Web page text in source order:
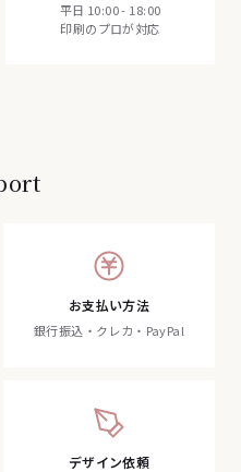
平日 10:00 - 18:00
印刷のプロが対応
お支払い方法
銀行振込・クレカ・PayPal
デザイン依頼